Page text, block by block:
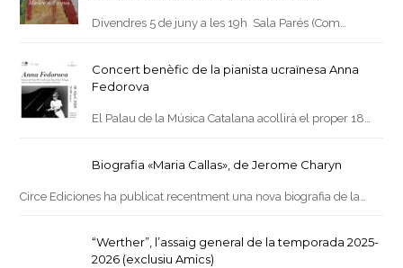
Divendres 5 de juny a les 19h Sala Parés (Com…
Concert benèfic de la pianista ucraïnesa Anna
Fedorova
El Palau de la Música Catalana acollirà el proper 18…
Biografia «Maria Callas», de Jerome Charyn
Circe Ediciones ha publicat recentment una nova biografia de la…
“Werther”, l’assaig general de la temporada 2025-
2026 (exclusiu Amics)